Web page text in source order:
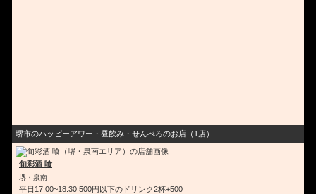
堺市のハッピーアワー・昼飲み・せんべろのお店（1店）
旬彩酒 喰
堺・泉南
平日17:00~18:30 500円以下のドリンク2杯+500